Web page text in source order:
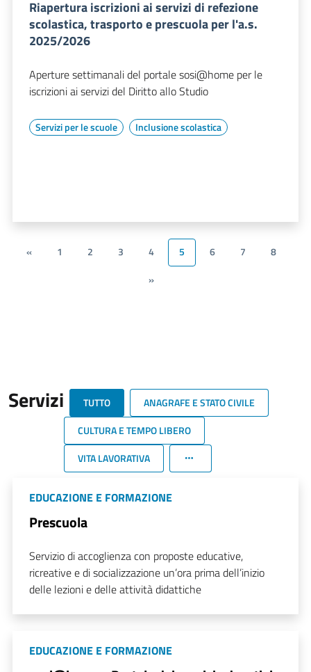
Riapertura iscrizioni ai servizi di refezione
scolastica, trasporto e prescuola per l'a.s.
2025/2026
Aperture settimanali del portale sosi@home per le
iscrizioni ai servizi del Diritto allo Studio
Servizi per le scuole Inclusione scolastica
« 1 2 3 4 5 6 7
8
»
Servizi TUTTO
ANAGRAFE E STATO CIVILE
CULTURA E TEMPO LIBERO
VITA LAVORATIVA
EDUCAZIONE E FORMAZIONE
Prescuola
Servizio di accoglienza con proposte educative,
ricreative e di socializzazione un’ora prima dell’inizio
delle lezioni e delle attività didattiche
EDUCAZIONE E FORMAZIONE